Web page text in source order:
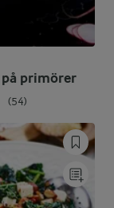
primörer
(54)